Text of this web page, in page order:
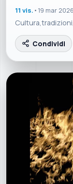
11 vis. • 19 mar 2026
Condividi